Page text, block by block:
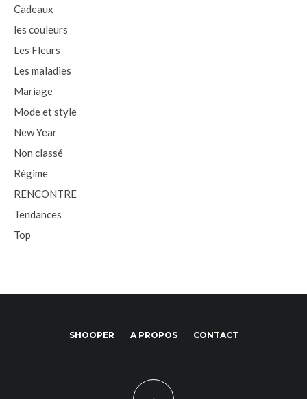
Cadeaux
les couleurs
Les Fleurs
Les maladies
Mariage
Mode et style
New Year
Non classé
Régime
RENCONTRE
Tendances
Top
SHOOPER A PROPOS CONTACT